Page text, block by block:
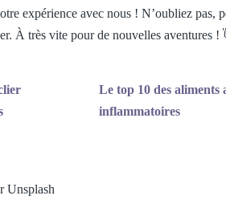
expérience avec nous ! N’oubliez pas,
À très vite pour de nouvelles aventures !
Le top 10 des aliments
inflammatoires
Unsplash